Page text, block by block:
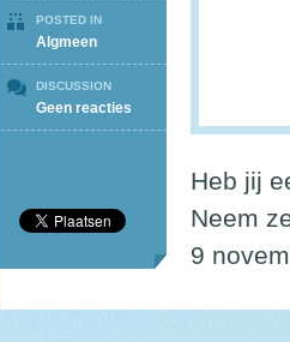
POSTED IN
Algmeen
DISCUSSION
Geen reacties
Vriendjesdag
Heb jij
Neem
9